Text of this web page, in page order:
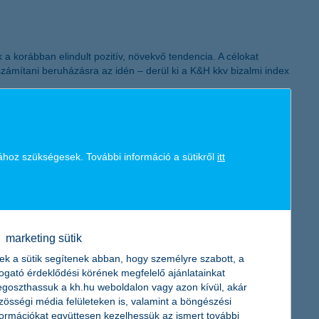
korábban elindult pozitív, növekvő tendencia. A célokat
beruházásra az idén – derül ki a K&H kkv bizalmi index
Best CX Project Award (Legjobb Ügyfélélmény Projekt
eredményeképpen kétszer annyian kértek tanácsot a
szükségesek. További információ a sütikről itt
marketing sütik
a sütik segítenek abban, hogy személyre szabott, a
érdeklődési körének megfelelő ajánlatainkat
a kh.hu weboldalon vagy azon kívül, akár
média felületeken is, valamint a böngészési
együttesen kezelhessük az ismert további